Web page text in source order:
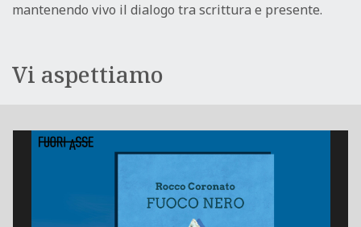
mantenendo vivo il dialogo tra scrittura e presente.
Vi aspettiamo